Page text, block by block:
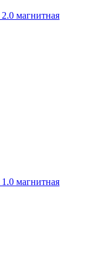
магнитная
магнитная